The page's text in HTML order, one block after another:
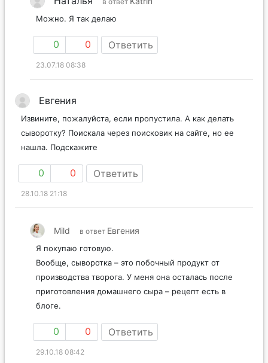
Можно. Я так делаю
0 0 Ответить
23.07.18 08:38
Евгения
Извините, пожалуйста, если пропустила. А как делать
сыворотку? Поискала через поисковик на сайте, но ее
нашла. Подскажите
0 0 Ответить
28.10.18 21:18
Mild в ответ Евгения
Я покупаю готовую.
Вообще, сыворотка – это побочный продукт от
производства творога. У меня она осталась после
приготовления домашнего сыра – рецепт есть в
блоге.
0 0 Ответить
29.10.18 08:42